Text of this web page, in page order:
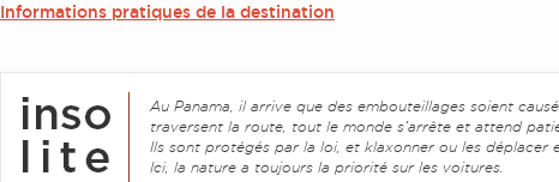
Informations pratiques de la destination
Au Panama, il arrive que des embouteillages soient
traversent la route, tout le monde s’arrête et attend
Ils sont protégés par la loi, et klaxonner ou les déplacer
Ici, la nature a toujours la priorité sur les voitures.